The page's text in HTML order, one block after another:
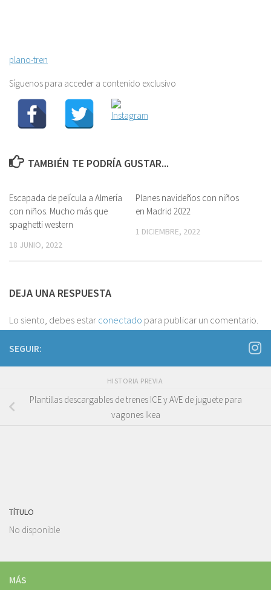
plano-tren
Síguenos para acceder a contenido exclusivo
TAMBIÉN TE PODRÍA GUSTAR...
Escapada de película a Almería
con niños. Mucho más que
spaghetti western
18 JUNIO, 2022
Planes navideños con niños
en Madrid 2022
1 DICIEMBRE, 2022
DEJA UNA RESPUESTA
Lo siento, debes estar conectado para publicar un comentario.
SEGUIR:
HISTORIA PREVIA
Plantillas descargables de trenes ICE y AVE de juguete para
vagones Ikea
TÍTULO
No disponible
MÁS